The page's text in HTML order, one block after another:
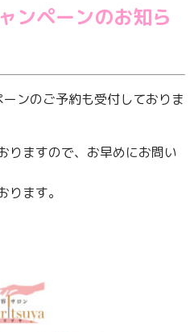
ンペーンのお知ら
ンのご予約も受付しておりま
りますので、お早めにお問い
ます。